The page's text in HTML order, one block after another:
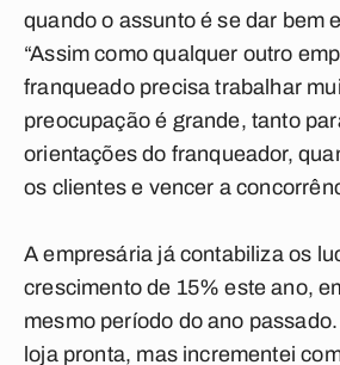
quando o assunto é se dar bem
“Assim como qualquer outro
franqueado precisa trabalhar
preocupação é grande, tanto
orientações do franqueador,
os clientes e vencer a
A empresária já contabiliza os
crescimento de 15% este ano,
mesmo período do ano
loja pronta, mas incrementei